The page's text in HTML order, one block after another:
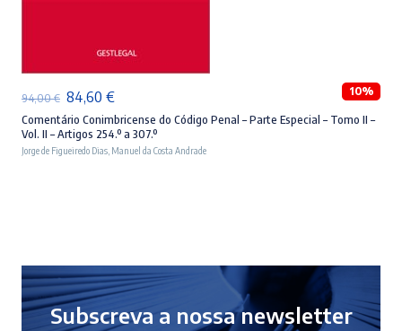
94,00€ O
preço
original
84,60 €O
preço
atual
10%
Comentário Conimbricense do Código Penal – Parte Especial – Tomo II –
Vol. II – Artigos 254.º a 307.º
Jorge de Figueiredo Dias Manuel da Costa Andrade
Subscreva a nossa newsletter